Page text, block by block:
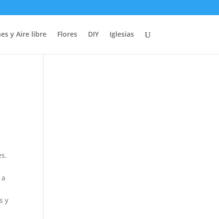
y Aire libre Flores DIY Iglesias
y